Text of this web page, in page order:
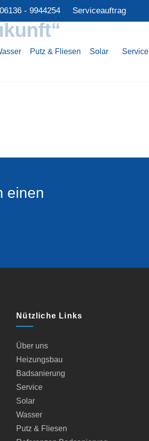
06136 - 9944254 Serviceauftrag
Putz & Fliesen Solar Service
einen
Nützliche Links
Über uns
Heizungsbau
Badsanierung
Service
Solar
Wasser
Putz & Fliesen